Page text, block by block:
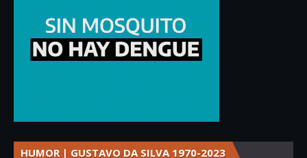
HUMOR | GUSTAVO DA SILVA 1970-2023